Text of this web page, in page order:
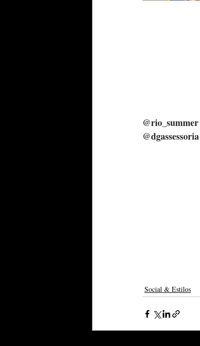
@rio_summer
@dgassessoria
Social & Estilos